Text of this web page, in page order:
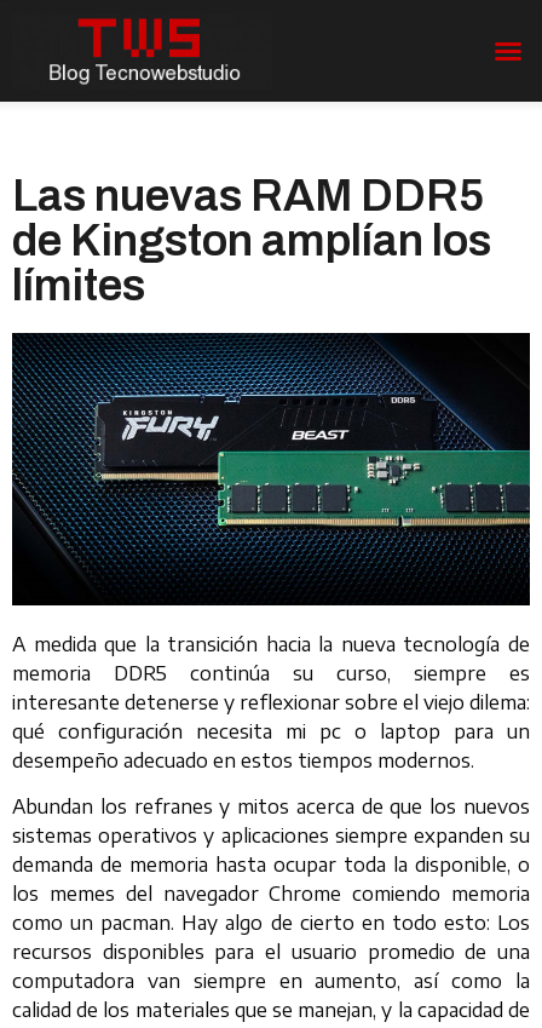
Las nuevas RAM DDR5
de Kingston amplían los
límites
A medida que la transición hacia la nueva tecnología de
memoria DDR5 continúa su curso, siempre es
interesante detenerse y reflexionar sobre el viejo dilema:
qué configuración necesita mi pc o laptop para un
desempeño adecuado en estos tiempos modernos.
Abundan los refranes y mitos acerca de que los nuevos
sistemas operativos y aplicaciones siempre expanden su
demanda de memoria hasta ocupar toda la disponible, o
los memes del navegador Chrome comiendo memoria
como un pacman. Hay algo de cierto en todo esto: Los
recursos disponibles para el usuario promedio de una
computadora van siempre en aumento, así como la
calidad de los materiales que se manejan, y la capacidad de